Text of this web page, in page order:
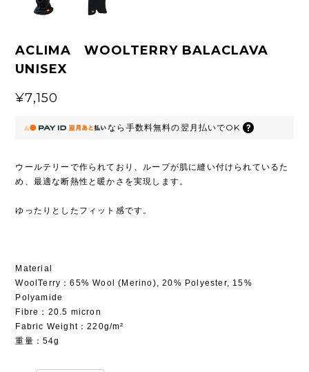
ACLIMA WOOLTERRY BALACLAVA
UNISEX
¥7,150
なら 手数料無料の翌月払いでOK
ウールテリーで作られており、ループが肌に縫い付けられているた
め、最適な断熱性と暖かさを実現します。
ゆったりとしたフィット感です。
Material
WoolTerry：65% Wool (Merino), 20% Polyester, 15%
Polyamide
Fibre：20.5 micron
Fabric Weight：220g/m²
重量：54g